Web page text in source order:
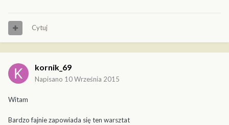
Cytuj
kornik_69
Napisano 10 Września 2015
Witam
Bardzo fajnie zapowiada się ten warsztat